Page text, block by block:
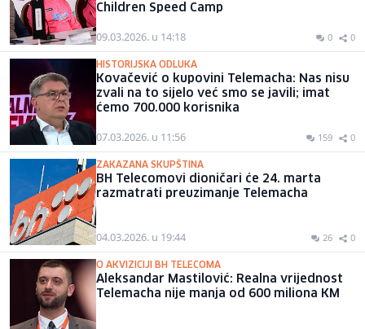
Children Speed Camp
09.03.2026. u 14:18 0 0
HISTORIJSKA ODLUKA
Kovačević o kupovini Telemacha: Nas nisu
zvali na to sijelo već smo se javili; imat
ćemo 700.000 korisnika
07.03.2026. u 11:56 159 0
ZAKAZANA SKUPŠTINA
BH Telecomovi dioničari će 24. marta
razmatrati preuzimanje Telemacha
04.03.2026. u 19:44 26 0
O AKVIZICIJI BH TELECOMA
Aleksandar Mastilović: Realna vrijednost
Telemacha nije manja od 600 miliona KM